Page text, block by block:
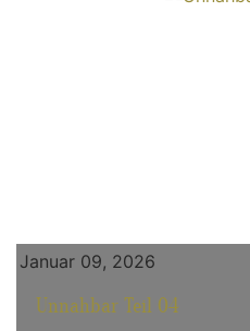
Januar 09, 2026
Unnahbar Teil 04